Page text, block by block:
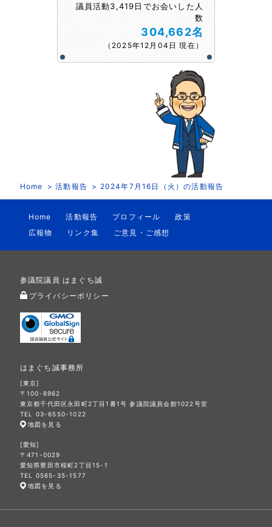
議員活動3,419日でお会いした人
数
304,662名
（2025年12月04日 現在）
Home 活動報告 2024年7月16日（火）の活動報告
Home 活動報告 プロフィール
政策
広報物
リンク集 ご意見・ご感想
参議院議員 はまぐち誠
プライバシーポリシー
はまぐち誠事務所
[東京]
〒100-8962
東京都千代田区永田町2丁目1番1号 参議院議員会館1022号室
TEL 03-6550-1022
地図を見る
[愛知]
〒471-0029
愛知県豊田市桜町2丁目15-1
TEL 0565-35-1577
地図を見る